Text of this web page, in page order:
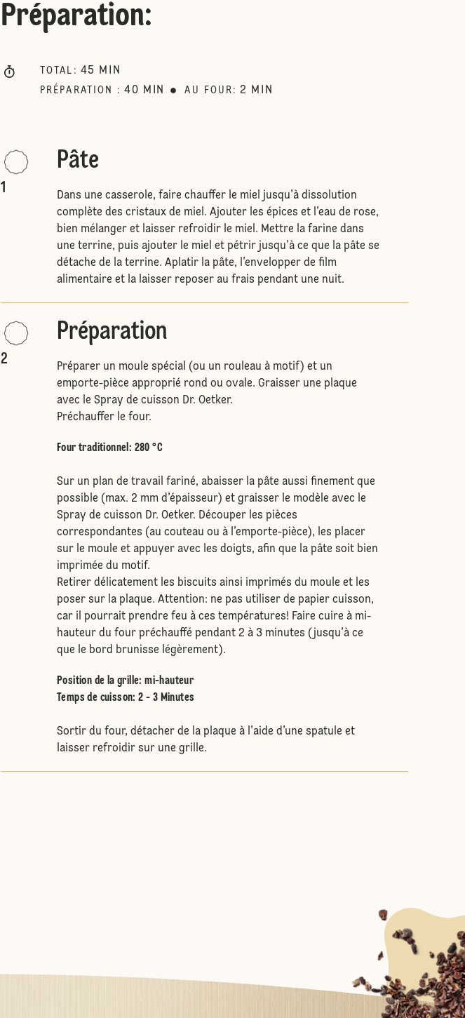
Préparation:
TOTAL : 45 MIN
PRÉPARATION : 40 MIN AU FOUR : 2 MIN
1
Pâte
Dans une casserole, faire chauffer le miel jusqu’à dissolution
complète des cristaux de miel. Ajouter les épices et l’eau de rose,
bien mélanger et laisser refroidir le miel. Mettre la farine dans
une terrine, puis ajouter le miel et pétrir jusqu’à ce que la pâte se
détache de la terrine. Aplatir la pâte, l’envelopper de film
alimentaire et la laisser reposer au frais pendant une nuit.
2
Préparation
Préparer un moule spécial (ou un rouleau à motif) et un
emporte-pièce approprié rond ou ovale. Graisser une plaque
avec le Spray de cuisson Dr. Oetker.
Préchauffer le four.
Four traditionnel : 280 °C
Sur un plan de travail fariné, abaisser la pâte aussi finement que
possible (max. 2 mm d’épaisseur) et graisser le modèle avec le
Spray de cuisson Dr. Oetker. Découper les pièces
correspondantes (au couteau ou à l’emporte-pièce), les placer
sur le moule et appuyer avec les doigts, afin que la pâte soit bien
imprimée du motif.
Retirer délicatement les biscuits ainsi imprimés du moule et les
poser sur la plaque. Attention: ne pas utiliser de papier cuisson,
car il pourrait prendre feu à ces températures! Faire cuire à mi-
hauteur du four préchauffé pendant 2 à 3 minutes (jusqu’à ce
que le bord brunisse légèrement).
Position de la grille:mi-hauteur
Temps de cuisson: 2 - 3 Minutes
Sortir du four, détacher de la plaque à l’aide d’une spatule et
laisser refroidir sur une grille.